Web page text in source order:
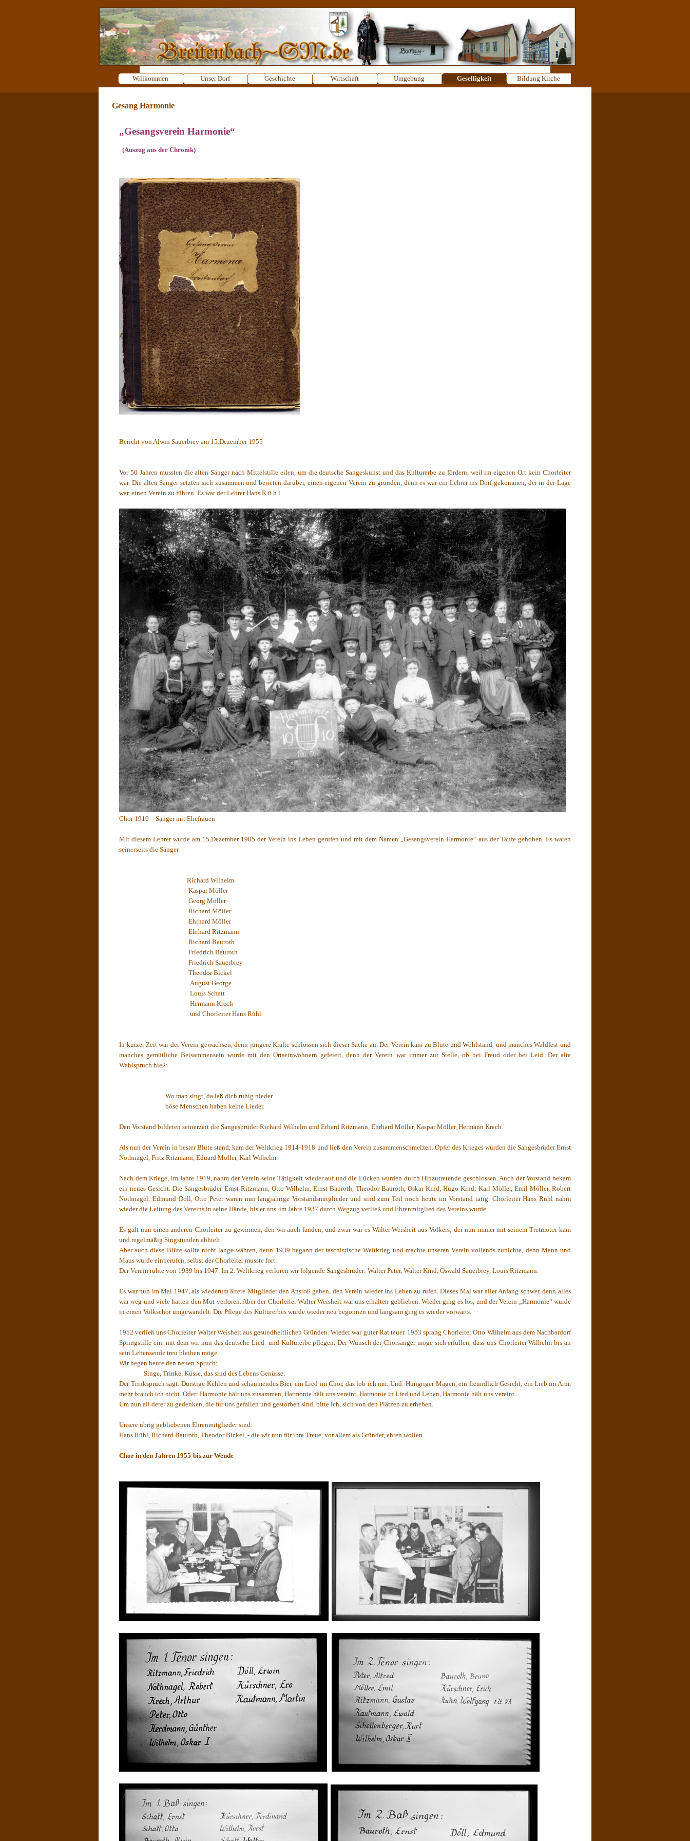
Menü überspringen
Willkommen Unser Dorf ▼
Geschichte ▼
Wirtschaft ▼
Umgebung ▼
Geselligkeit ▼
Bildung Kirche
Gesang Harmonie
„Gesangsverein Harmonie“
(Auszug aus der Chronik)
Bericht von Alwin Sauerbrey am 15.Dezember 1955
Vor 50 Jahren mussten die alten Sänger nach Mittelstille eilen, um die deutsche Sangeskunst und das Kulturerbe zu fördern, weil im eigenen Ort kein Chorleiter
war. Die alten Sänger setzten sich zusammen und berieten darüber, einen eigenen Verein zu gründen, denn es war ein Lehrer ins Dorf gekommen, der in der Lage
war, einen Verein zu führen. Es war der Lehrer Hans R ü h l.
Chor 1910 – Sänger mit Ehefrauen
Mit diesem Lehrer wurde am 15.Dezember 1905 der Verein ins Leben gerufen und mit dem Namen „Gesangsverein Harmonie“ aus der Taufe gehoben. Es waren
seinerseits die Sänger
Richard Wilhelm
Kaspar Möller
Georg Möller
Richard Möller
Ehrhard Möller
Ehrhard Ritzmann
Richard Bauroth
Friedrich Bauroth
Friedrich Sauerbrey
Theodor Bickel
August George
Louis Schatt
Hermann Krech
und Chorleiter Hans Rühl
In kurzer Zeit war der Verein gewachsen, denn jüngere Kräfte schlossen sich dieser Sache an. Der Verein kam zu Blüte und Wohlstand, und manches Waldfest und
manches gemütliche Beisammensein wurde mit den Ortseinwohnern gefeiert, denn der Verein war immer zur Stelle, ob bei Freud oder bei Leid. Der alte
Wahlspruch hieß:
Wo man singt, da laß dich ruhig nieder
böse Menschen haben keine Lieder.
Den Vorstand bildeten seinerzeit die Sangesbrüder Richard Wilhelm und Erhard Ritzmann, Ehrhard Möller, Kaspar Möller, Hermann Krech.
Als nun der Verein in bester Blüte stand, kam der Weltkrieg 1914-1918 und ließ den Verein zusammenschmelzen. Opfer des Krieges wurden die Sangesbrüder Ernst
Nothnagel, Fritz Ritzmann, Eduard Möller, Karl Wilhelm.
Nach dem Kriege, im Jahre 1919, nahm der Verein seine Tätigkeit wieder auf und die Lücken wurden durch Hinzutretende geschlossen. Auch der Vorstand bekam
ein neues Gesicht. Die Sangesbrüder Ernst Ritzmann, Otto Wilhelm, Ernst Bauroth, Theodor Bauroth, Oskar Kind, Hugo Kind, Karl Möller, Emil Möller, Robert
Nothnagel, Edmund Döll, Otto Peter waren nun langjährige Vorstandsmitglieder und sind zum Teil noch heute im Vorstand tätig. Chorleiter Hans Rühl nahm
wieder die Leitung des Vereins in seineHände, bis er uns im Jahre 1937 durch Wegzug verließ und Ehrenmitglied des Vereins wurde.
Es galt nun einen anderen Chorleiter zu gewinnen, den wir auch fanden, und zwar war es Walter Weisheit aus Volkers; der nun immer mit seinem Tretmotor kam
und regelmäßig Singstunden abhielt.
Aber auch diese Blüte sollte nicht lange währen, denn 1939 begann der faschistische Weltkrieg und machte unseren Verein vollends zunichte, denn Mann und
Maus wurde einberufen, selbst der Chorleiter musste fort.
Der Verein ruhte von 1939 bis 1947. Im 2. Weltkrieg verloren wir folgende Sangesbrüder: Walter Peter, Walter Kind, Oswald Sauerbrey, Louis Ritzmann.
Es war nun im Mai 1947, als wiederum ältere Mitglieder den Anstoß gaben, den Verein wieder ins Leben zu rufen. Dieses Mal war aller Anfang schwer, denn alles
war weg und viele hatten den Mut verloren. Aber der Chorleiter Walter Weisheit war uns erhalten geblieben. Wieder ging es los, und der Verein „Harmonie“ wurde
in einen Volkschor umgewandelt. Die Pflege des Kulturerbes wurde wieder neu begonnen und langsam ging es wieder vorwärts.
1952 verließ uns Chorleiter Walter Weisheit aus gesundheitlichen Gründen. Wieder war guter Rat teuer. 1953 sprang Chorleiter Otto Wilhelm aus dem Nachbardorf
Springstille ein, mit dem wir nun das deutsche Lied- und Kulturerbe pflegen. Der Wunsch der Chorsänger möge sich erfüllen, dass uns Chorleiter Wilhelm bis an
sein Lebensende treu bleiben möge.
Wir hegen heute den neuen Spruch:
Singe, Trinke, Küsse, das sind des Lebens Genüsse.
Der Trinkspruch sagt: Durstige Kehlen und schäumendes Bier, ein Lied im Chor, das lob ich mir. Und: Hungriger Magen, ein freundlich Gesicht, ein Lieb im Arm,
mehr brauch ich nicht. Oder: Harmonie hält uns zusammen, Harmonie hält uns vereint, Harmonie in Lied und Leben, Harmonie hält uns vereint.
Um nun all derer zu gedenken, die für uns gefallen und gestorben sind, bitte ich, sich von den Plätzen zu erheben.
Unsere übrig gebliebenen Ehrenmitglieder sind:
Hans Rühl, Richard Bauroth, Theodor Bickel, - die wir nun für ihre Treue, vor allem als Gründer, ehren wollen.
Chor in den Jahren 1955-bis zur Wende